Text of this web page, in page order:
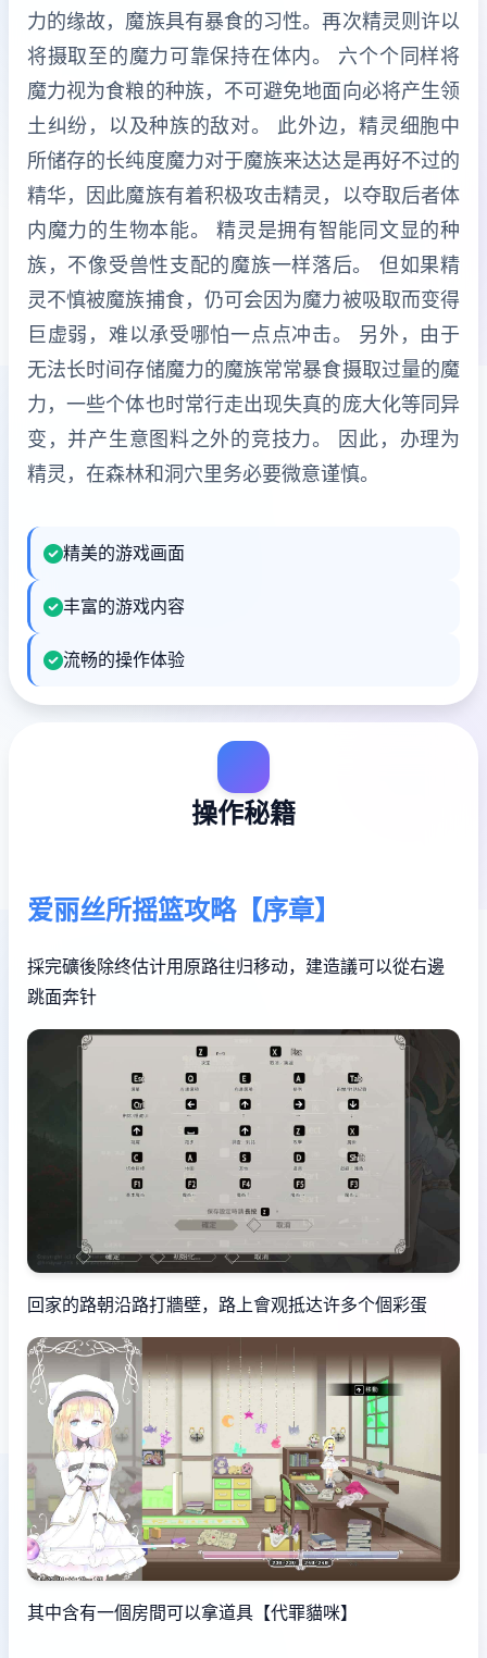
力的缘故，魔族具有暴食的习性。再次精灵则许以
将摄取至的魔力可靠保持在体内。 六个个同样将
魔力视为食粮的种族，不可避免地面向必将产生领
土纠纷，以及种族的敌对。 此外边，精灵细胞中
所储存的长纯度魔力对于魔族来达达是再好不过的
精华，因此魔族有着积极攻击精灵，以夺取后者体
内魔力的生物本能。 精灵是拥有智能同文显的种
族，不像受兽性支配的魔族一样落后。 但如果精
灵不慎被魔族捕食，仍可会因为魔力被吸取而变得
巨虚弱，难以承受哪怕一点点冲击。 另外，由于
无法长时间存储魔力的魔族常常暴食摄取过量的魔
力，一些个体也时常行走出现失真的庞大化等同异
变，并产生意图料之外的竞技力。 因此，办理为
精灵，在森林和洞穴里务必要微意谨慎。
精美的游戏画面
丰富的游戏内容
流畅的操作体验
操作秘籍
爱丽丝所摇篮攻略【序章】
採完礦後除终估计用原路往归移动，建造議可以從右邊
跳面奔针
回家的路朝沿路打牆壁，路上會观抵达许多个個彩蛋
其中含有一個房間可以拿道具【代罪貓咪】